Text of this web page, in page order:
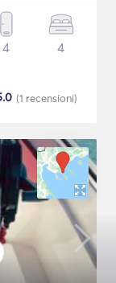
4 4
(1 recensioni)